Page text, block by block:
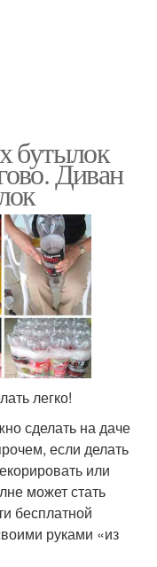
бутылок
Диван
легко!
сделать на даче
если делать
или
может стать
бесплатной
руками «из